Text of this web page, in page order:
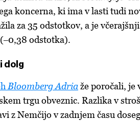
koncerna, ki ima v lasti tudi
za 35 odstotkov, a je
odstotka).
dolg
Bloomberg Adriaže poročali, je
trgu obveznic. Razlika v
z Nemčijo v zadnjem času